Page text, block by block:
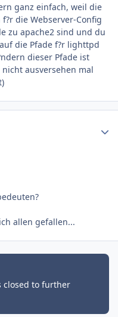
ganz einfach, weil die
die Webserver-Config
zu apache2 sind und du
die Pfade f?r lighttpd
dieser Pfade ist
ausversehen mal
allen gefallen...
closed to further